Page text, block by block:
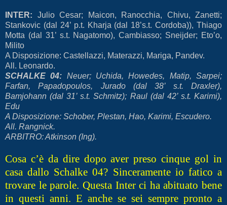
INTER: Julio Cesar; Maicon, Ranocchia, Chivu, Zanetti;
Stankovic (dal 24’ p.t. Kharja (dal 18’s.t. Cordoba)), Thiago
Motta (dal 31’ s.t. Nagatomo), Cambiasso; Sneijder; Eto’o,
Milito
A Disposizione: Castellazzi, Materazzi, Mariga, Pandev.
All. Leonardo.
SCHALKE 04: Neuer; Uchida, Howedes, Matip, Sarpei;
Farfan, Papadopoulos, Jurado (dal 38’ s.t. Draxler),
Bamjohann (dal 31’ s.t. Schmitz); Raul (dal 42’ s.t. Karimi),
Edu
A Disposizione: Schober, Plestan, Hao, Karimi, Escudero.
All. Rangnick.
ARBITRO: Atkinson (Ing).
Cosa c’è da dire dopo aver preso cinque gol in
casa dallo Schalke 04? Sinceramente io fatico a
trovare le parole. Questa Inter ci ha abituato bene
in questi anni. E anche se sei sempre pronto a